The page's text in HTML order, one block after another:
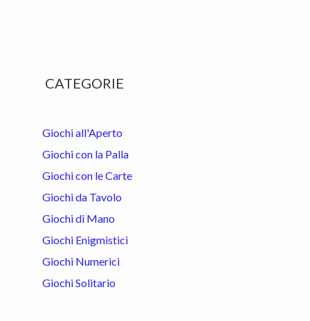
Primary
CATEGORIE
Giochi all'Aperto
Giochi con la Palla
Giochi con le Carte
Giochi da Tavolo
Giochi di Mano
Giochi Enigmistici
Giochi Numerici
Giochi Solitario